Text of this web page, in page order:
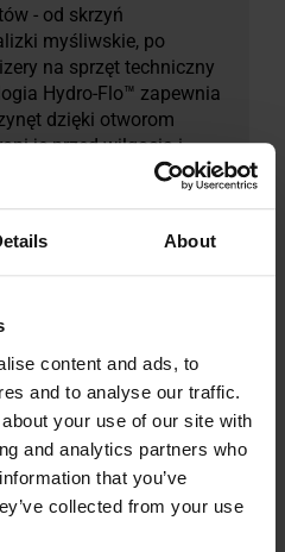
About
content and ads, to
and to analyse our traffic.
your use of our site with
and analytics partners who
that you’ve
collected from your use
- od skrzyń
myśliwskie, po
na sprzęt techniczny
Hydro-Flo™ zapewnia
dzięki otworom
je przed wilgocią i
trudnych warunkach.
1000 g
Czarny